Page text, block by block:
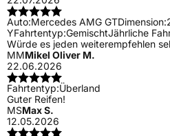
Auto:Mercedes AMG GTDimension:
YFahrtentyp:GemischtJährliche
Würde es jeden weiterempfehlen
MMMikel Oliver M.
22.06.2026
Fahrtentyp:Überland
Guter Reifen!
MSMax S.
12.05.2026